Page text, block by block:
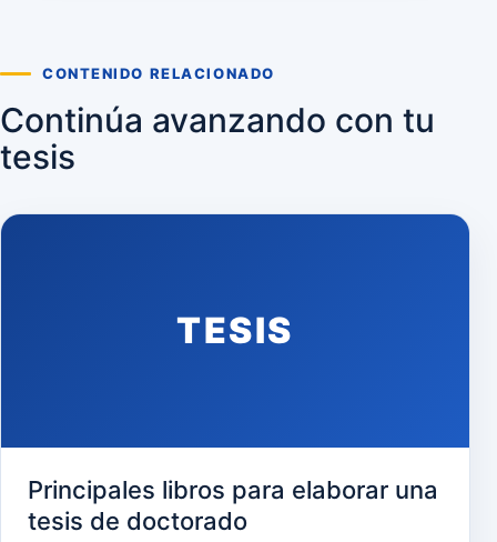
CONTENIDO RELACIONADO
Continúa avanzando con tu
tesis
TESIS
Principales libros para elaborar una
tesis de doctorado